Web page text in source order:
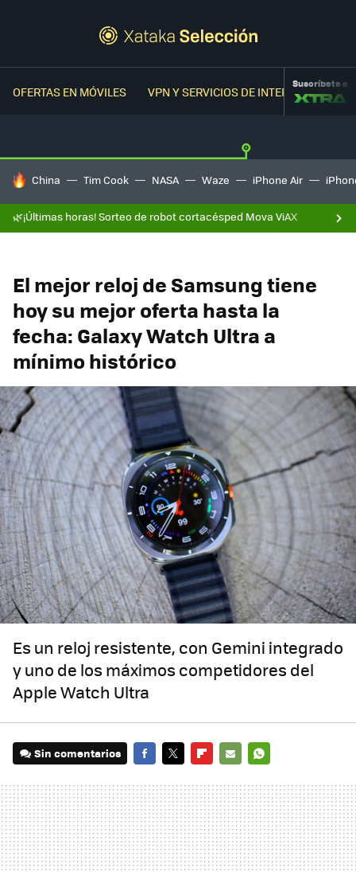
OFERTAS EN MÓVILES VPN Y SERVICIOS DE INTERNETSuscríbete a
HOY SE HABLA DE
China Tim Cook NASA Waze iPhone Air
🌿¡Últimas horas! Sorteo de robot cortacésped Mova ViAX
El mejor reloj de Samsung tiene
hoy su mejor oferta hasta la
fecha: Galaxy Watch Ultra a
mínimo histórico
Es un reloj resistente, con Gemini integrado
y uno de los máximos competidores del
Apple Watch Ultra
Sin comentarios
MAIL